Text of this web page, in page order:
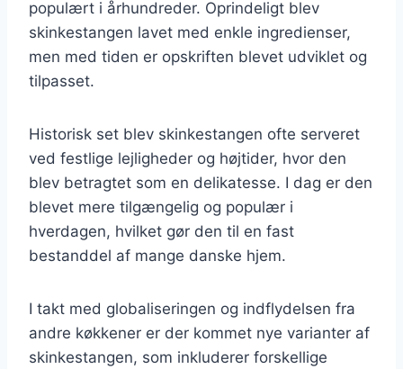
populært i århundreder. Oprindeligt blev
skinkestangen lavet med enkle ingredienser,
men med tiden er opskriften blevet udviklet og
tilpasset.
Historisk set blev skinkestangen ofte serveret
ved festlige lejligheder og højtider, hvor den
blev betragtet som en delikatesse. I dag er den
blevet mere tilgængelig og populær i
hverdagen, hvilket gør den til en fast
bestanddel af mange danske hjem.
I takt med globaliseringen og indflydelsen fra
andre køkkener er der kommet nye varianter af
skinkestangen, som inkluderer forskellige